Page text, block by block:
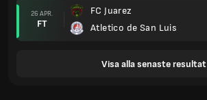
26 APR.
FT
FC Juarez
Atletico de San Luis
Visa alla senaste resultat